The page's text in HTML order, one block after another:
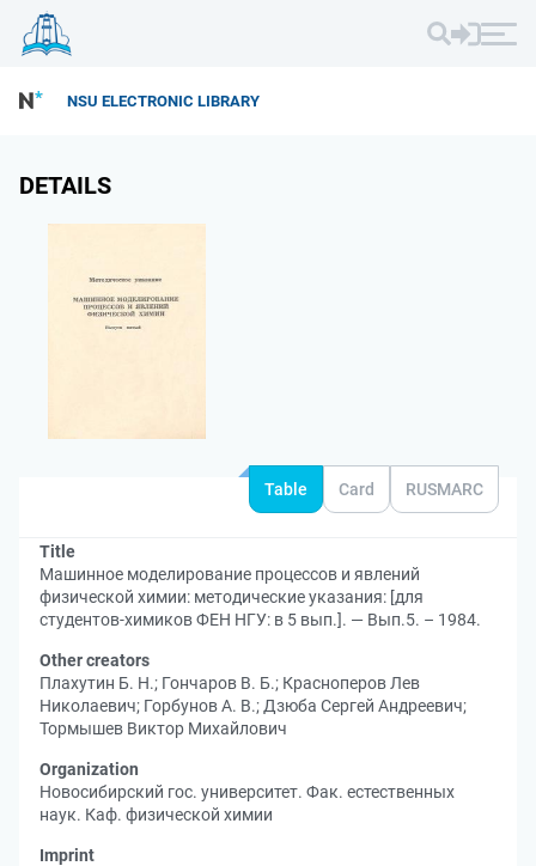
NSU ELECTRONIC LIBRARY
DETAILS
Table Card RUSMARC
Title
Машинное моделирование процессов и явлений
физической химии: методические указания: [для
студентов-химиков ФЕН НГУ: в 5 вып.]. — Вып.5. – 1984.
Other creators
Плахутин Б. Н.; Гончаров В. Б.; Красноперов Лев
Николаевич; Горбунов А. В.; Дзюба Сергей Андреевич;
Тормышев Виктор Михайлович
Organization
Новосибирский гос. университет. Фак. естественных
наук. Каф. физической химии
Imprint